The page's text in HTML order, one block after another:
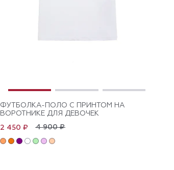
ФУТБОЛКА-ПОЛО С ПРИНТОМ НА
ВОРОТНИКЕ ДЛЯ ДЕВОЧЕК
4 900 ₽
2 450 ₽